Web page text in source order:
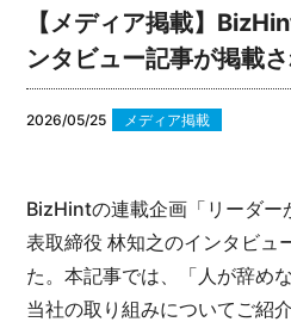
【メディア掲載】
ンタビュー記事が掲載
2026/05/25 メディア掲載
BizHintの連載企画「リーダー
表取締役 林知之のインタビュ
た。本記事では、「人が辞め
当社の取り組みについてご紹